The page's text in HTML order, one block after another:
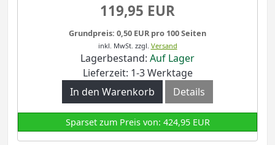
119,95 EUR
Grundpreis: 0,50 EUR pro 100 Seiten
inkl. MwSt. zzgl. Versand
Lagerbestand: Auf Lager
Lieferzeit: 1-3 Werktage
In den Warenkorb
Details
Sparset zum Preis von: 424,95 EUR